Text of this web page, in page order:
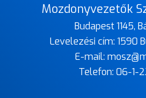
Mozdonyvezetők
Budapest 1145,
Levelezési cím: 1590
E-mail:
Telefon: 06-1-